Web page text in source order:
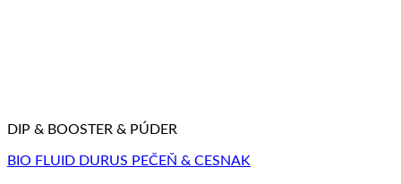
DIP & BOOSTER & PÚDER
BIO FLUID DURUS PEČEŇ & CESNAK